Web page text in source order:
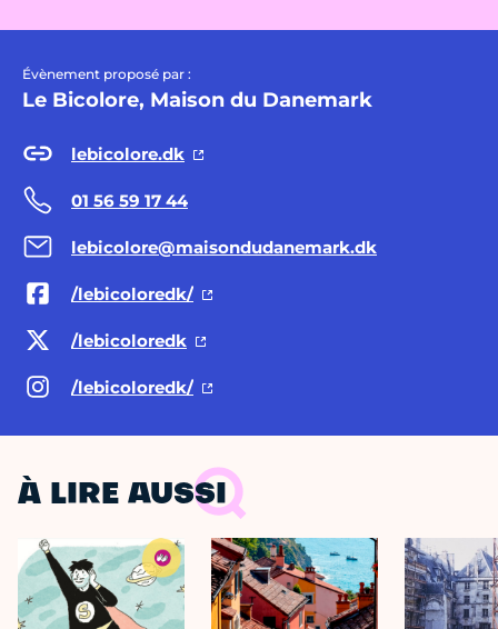
Évènement proposé par :
Le Bicolore, Maison du Danemark
lebicolore.dk
01 56 59 17 44
lebicolore@maisondudanemark.dk
/lebicoloredk/
/lebicoloredk
/lebicoloredk/
À LIRE AUSSI